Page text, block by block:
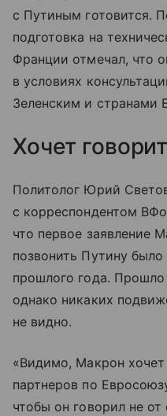
с Путиным готовится.
подготовка на
Франции отмечал, что
в условиях
Зеленским и странами
Хочет
Политолог Юрий
с корреспондентом
что первое заявление
позвонить Путину было
прошлого года.
однако никаких
не видно.
«Видимо, Макрон хочет
партнеров по
чтобы он говорил не от